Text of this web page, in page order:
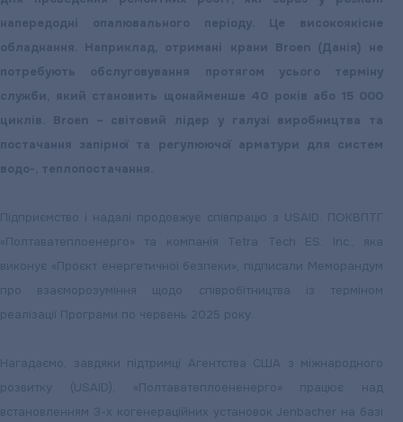
напередодні опалювального періоду. Це високоякісне
обладнання. Наприклад, отримані крани Broen (Данія) не
потребують обслуговування протягом усього терміну
служби, який становить щонайменше 40 років або 15 000
циклів. Broen – світовий лідер у галузі виробництва та
постачання запірної та регулюючої арматури для систем
водо-, теплопостачання.
Підприємство і надалі продовжує співпрацю з USAID. ПОКВПТГ
«Полтаватеплоенерго» та компанія Tetra Tech ES. Inc., яка
виконує «Проєкт енергетичної безпеки», підписали Меморандум
про взаєморозуміння щодо співробітництва із терміном
реалізації Програми по червень 2025 року.
Нагадаємо, завдяки підтримці Агентства США з міжнародного
розвитку (USAID), «Полтаватеплоененерго» працює над
встановленням З-х когенераційних установок Jenbacher на базі